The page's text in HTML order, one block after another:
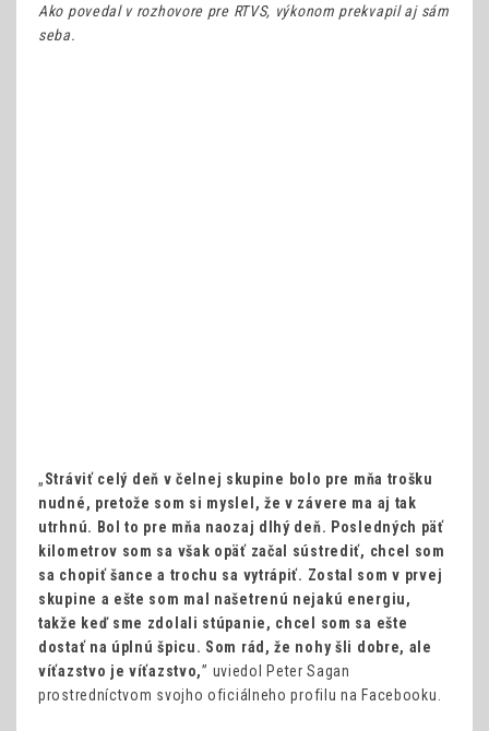
Ako povedal v rozhovore pre RTVS, výkonom prekvapil aj sám
seba.
„Stráviť celý deň v čelnej skupine bolo pre mňa trošku
nudné, pretože som si myslel, že v závere ma aj tak
utrhnú. Bol to pre mňa naozaj dlhý deň. Posledných päť
kilometrov som sa však opäť začal sústrediť, chcel som
sa chopiť šance a trochu sa vytrápiť. Zostal som v prvej
skupine a ešte som mal našetrenú nejakú energiu,
takže keď sme zdolali stúpanie, chcel som sa ešte
dostať na úplnú špicu. Som rád, že nohy šli dobre, ale
víťazstvo je víťazstvo,” uviedol Peter Sagan
prostredníctvom svojho oficiálneho profilu na Facebooku.